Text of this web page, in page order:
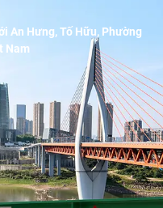
An Hưng, Tố Hữu, Phường
Nam